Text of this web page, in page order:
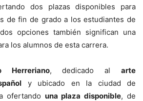
dos plazas disponibles para
de fin de grado a los estudiantes de
opciones también significan una
los alumnos de esta carrera.
Herreriano, dedicado alarte
y ubicado en la ciudad de
ofertando una plaza disponible, de